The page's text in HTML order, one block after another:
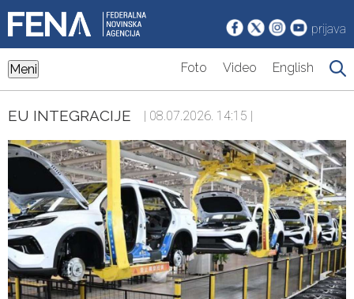
prijava
Meni Foto Video English
EU INTEGRACIJE | 08.07.2026. 14:15 |